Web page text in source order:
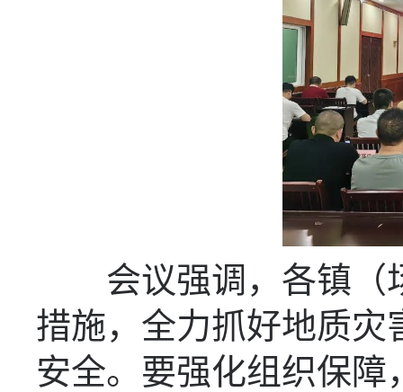
会议强调，各镇（
措施，全力抓好地质灾
安全。要强化组织保